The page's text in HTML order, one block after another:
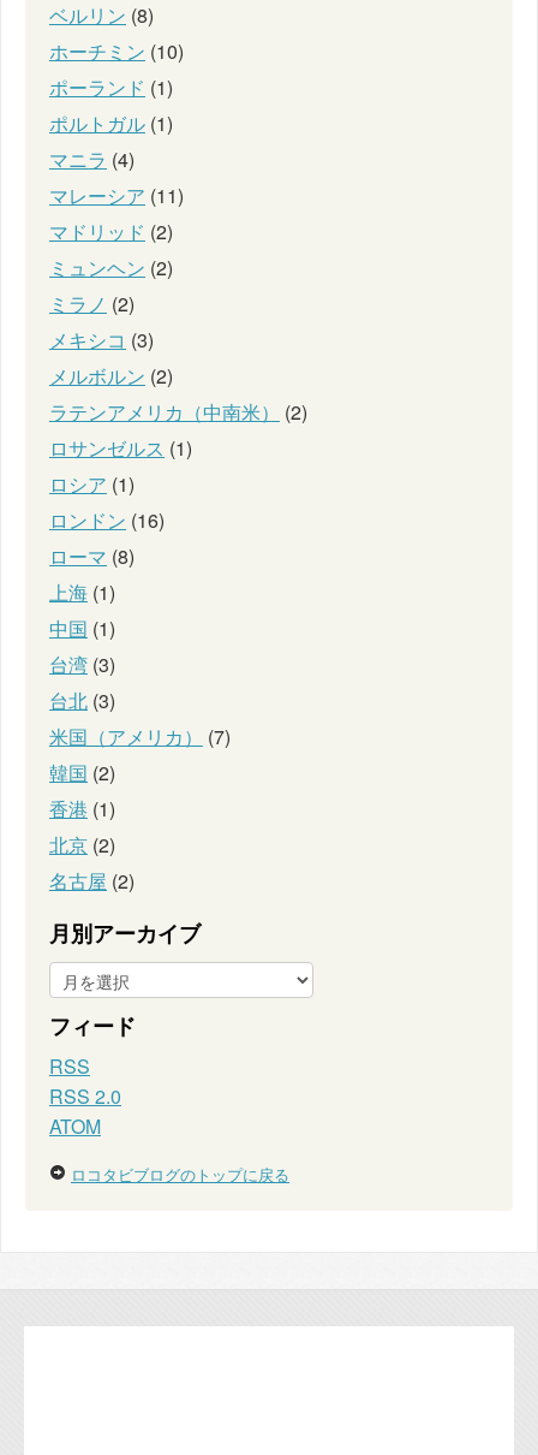
ベルリン (8)
ホーチミン (10)
ポーランド (1)
ポルトガル (1)
マニラ (4)
マレーシア (11)
マドリッド (2)
ミュンヘン (2)
ミラノ (2)
メキシコ (3)
メルボルン (2)
ラテンアメリカ（中南米）
(2)
ロサンゼルス (1)
ロシア (1)
ロンドン (16)
ローマ (8)
上海 (1)
中国 (1)
台湾 (3)
台北 (3)
米国（アメリカ）
(7)
韓国 (2)
香港 (1)
北京 (2)
名古屋 (2)
月別アーカイブ
フィード
RSS
RSS 2.0
ATOM
ロコタビブログのトップに戻る